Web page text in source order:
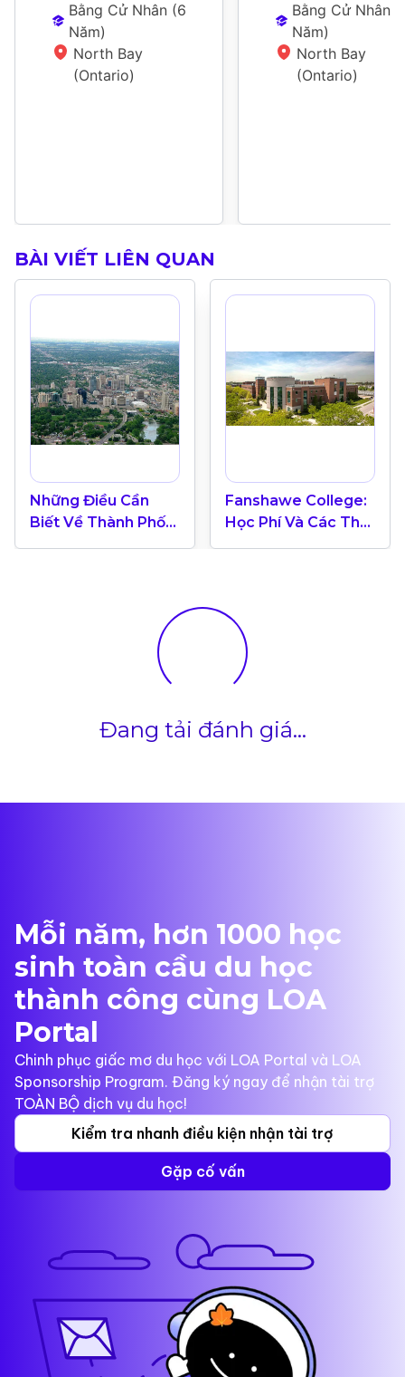
Bằng Cử Nhân (6
Năm)
North Bay
(Ontario)
Bằng Cử Nhân
Năm)
North Bay
(Ontario)
BÀI VIẾT LIÊN QUAN
Những Điều Cần
Biết Về Thành Phố
London Tại Canada
Fanshawe College:
Học Phí Và Các Thế
Mạnh Đào Tạo
Đang tải đánh giá...
Mỗi năm, hơn 1000 học
sinh toàn cầu du học
thành công cùng LOA
Portal
Chinh phục giấc mơ du học với LOA Portal và LOA
Sponsorship Program. Đăng ký ngay để nhận tài trợ
TOÀN BỘ dịch vụ du học!
Kiểm tra nhanh điều kiện nhận tài trợ
Gặp cố vấn